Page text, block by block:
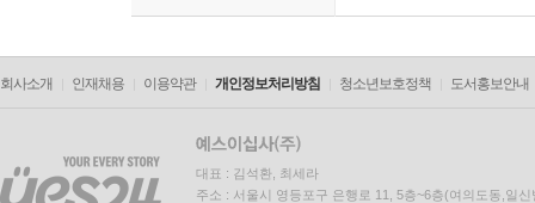
회사소개 인재채용 이용약관 개인정보처리방침 청소년보호정책 도서홍보안내
대표 : 김석환, 최세라
주소 : 서울시 영등포구 은행로 11, 5층~6층(여의도동,일신